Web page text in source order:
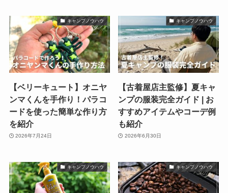
キャンプノウハウ
【ベリーキュート】オニヤ
ンマくんを手作り！パラコ
ードを使った簡単な作り方
を紹介
2026年7月24日
キャンプノウハウ
【古着屋店主監修】夏キャ
ンプの服装完全ガイド | お
すすめアイテムやコーデ例
も紹介
2026年6月30日
キャンプノウハウ キャンプノウハウ